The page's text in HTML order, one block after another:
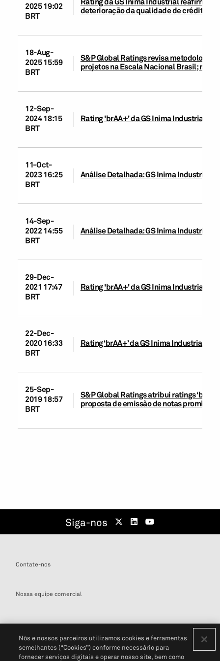
2025 19:02
BRT
deterioração da qualidade de crédito da
18-Aug-
2025 15:59
BRT
S&P Global Ratings revisa
projetos na Escala Nacional Brasil;
12-Sep-
2024 18:15
BRT
Rating 'brAA+' da GS Inima Industrial
11-Oct-
2023 16:25
BRT
Análise Detalhada: GS Inima Industrial
14-Sep-
2022 14:55
BRT
Análise Detalhada: GS Inima Industrial
29-Dec-
2021 17:47
BRT
Rating 'brAA+' da GS Inima Industrial
22-Dec-
2020 16:33
BRT
Rating ‘brAA+’ da GS Inima Industrial
25-Sep-
2019 18:57
BRT
S&P Global Ratings atribui ratings
proposta de emissão de notas
Siga-nos
Contate-nos
Nossa equipe comercial
Definições de cookies
Nós e nossos parceiros utilizamos cookies e ferramentas
semelhantes (“Cookies”) conforme necessário para
fornecer serviços digitais e operar nosso site, bem como